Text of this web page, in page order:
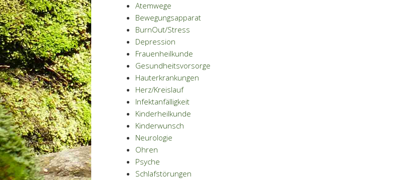
Atemwege
Bewegungsapparat
BurnOut/Stress
Depression
Frauenheilkunde
Gesundheitsvorsorge
Hauterkrankungen
Herz/Kreislauf
Infektanfälligkeit
Kinderheilkunde
Kinderwunsch
Neurologie
Ohren
Psyche
Schlafstörungen